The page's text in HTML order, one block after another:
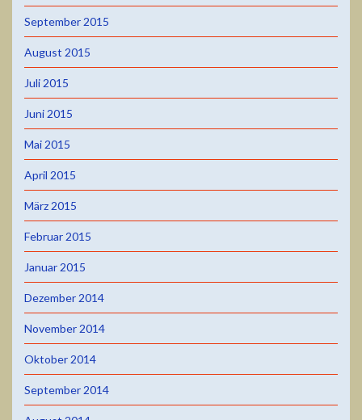
September 2015
August 2015
Juli 2015
Juni 2015
Mai 2015
April 2015
März 2015
Februar 2015
Januar 2015
Dezember 2014
November 2014
Oktober 2014
September 2014